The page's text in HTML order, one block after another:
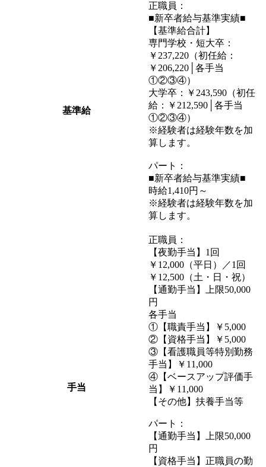
基準給
正職員：
■新卒者給与基準実績■
【基準給合計】
専門学校・短大卒：
￥237,220（初任給：
￥206,220│各手当
①②③④）
大学卒：￥243,590（初任
給：￥212,590│各手当
①②③④）
※経験者は経験年数を加
算します。
パート：
■新卒者給与基準実績■
時給1,410円～
※経験者は経験年数を加
算します。
手当
正職員：
【夜勤手当】1回
￥12,000（平日）／1回
￥12,500（土・日・祝）
【通勤手当】上限50,000
円
各手当
①【職責手当】￥5,000
②【資格手当】￥5,000
③【看護職員等特別勤務
手当】￥11,000
④【ベースアップ評価手
当】￥11,000
【その他】扶養手当等
パート：
【通勤手当】上限50,000
円
【資格手当】正職員の勤